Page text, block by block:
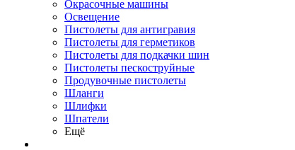
Окрасочные машины
Освещение
Пистолеты для антигравия
Пистолеты для герметиков
Пистолеты для подкачки шин
Пистолеты пескоструйные
Продувочные пистолеты
Шланги
Шлифки
Шпатели
Ещё